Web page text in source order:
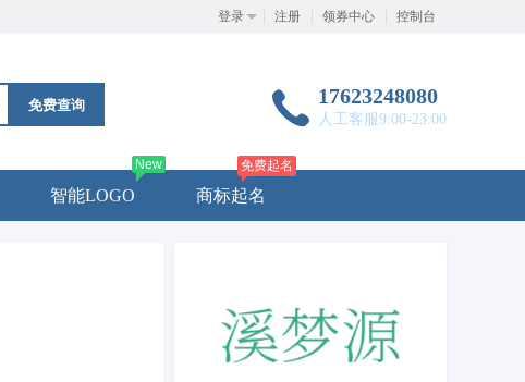
登录 注册 领券中心 控制台
免费查询 17623248080
人工客服9:00-23:00
智能LOGO
New
商标起名
免费起名